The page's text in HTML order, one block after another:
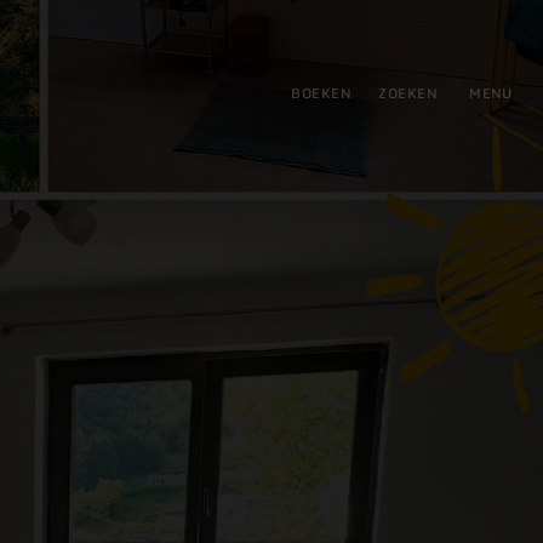
BOEKEN ZOEKEN MENU